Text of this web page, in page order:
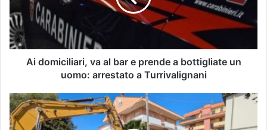
Ai domiciliari, va al bar e prende a bottigliate un
uomo: arrestato a Turrivalignani